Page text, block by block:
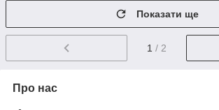
Показати ще
1 / 2
Про нас